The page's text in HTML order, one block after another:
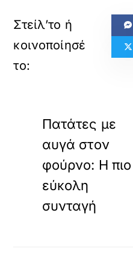
Πατάτες με
αυγά στον
φούρνο: Η πιο
εύκολη
συνταγή